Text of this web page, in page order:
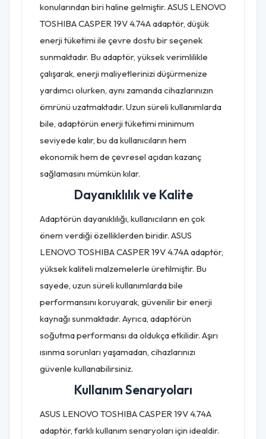
konularından biri haline gelmiştir. ASUS LENOVO
TOSHIBA CASPER 19V 4.74A adaptör, düşük
enerji tüketimi ile çevre dostu bir seçenek
sunmaktadır. Bu adaptör, yüksek verimlilikle
çalışarak, enerji maliyetlerinizi düşürmenize
yardımcı olurken, aynı zamanda cihazlarınızın
ömrünü uzatmaktadır. Uzun süreli kullanımlarda
bile, adaptörün enerji tüketimi minimum
seviyede kalır, bu da kullanıcıların hem
ekonomik hem de çevresel açıdan kazanç
sağlamasını mümkün kılar.
Dayanıklılık ve Kalite
Adaptörün dayanıklılığı, kullanıcıların en çok
önem verdiği özelliklerden biridir. ASUS
LENOVO TOSHIBA CASPER 19V 4.74A adaptör,
yüksek kaliteli malzemelerle üretilmiştir. Bu
sayede, uzun süreli kullanımlarda bile
performansını koruyarak, güvenilir bir enerji
kaynağı sunmaktadır. Ayrıca, adaptörün
soğutma performansı da oldukça etkilidir. Aşırı
ısınma sorunları yaşamadan, cihazlarınızı
güvenle kullanabilirsiniz.
Kullanım Senaryoları
ASUS LENOVO TOSHIBA CASPER 19V 4.74A
adaptör, farklı kullanım senaryoları için idealdir.